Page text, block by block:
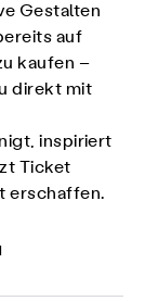
Gestalten
auf
kaufen –
direkt mit
inspiriert
Ticket
erschaffen.